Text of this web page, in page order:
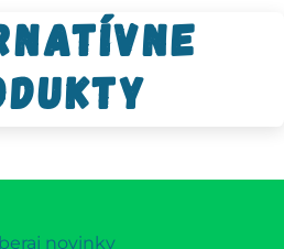
novinky